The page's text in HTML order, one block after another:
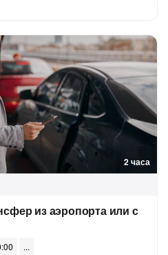
2 часа
из аэропорта или с